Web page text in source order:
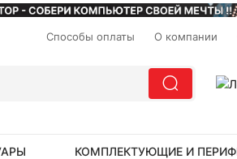
Способы оплаты О компании
КОМПЛЕКТУЮЩИЕ И